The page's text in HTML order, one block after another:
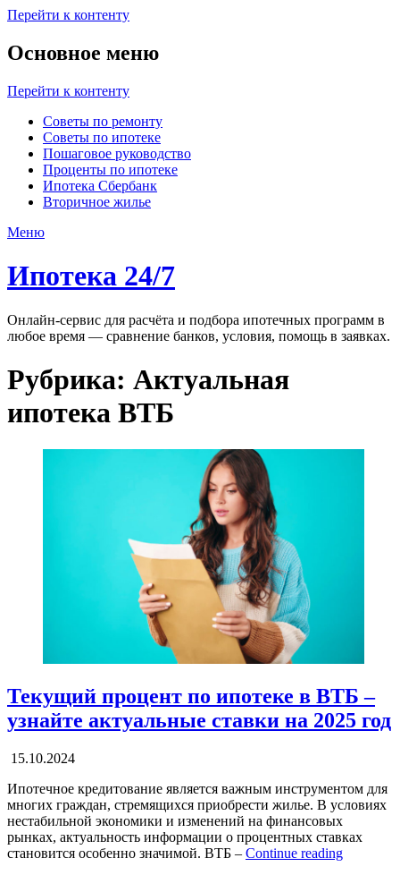
Перейти к контенту
Основное меню
Перейти к контенту
Советы по ремонту
Советы по ипотеке
Пошаговое руководство
Проценты по ипотеке
Ипотека Сбербанк
Вторичное жилье
Меню
Ипотека 24/7
Онлайн-сервис для расчёта и подбора ипотечных программ в
любое время — сравнение банков, условия, помощь в заявках.
Рубрика: Актуальная
ипотека ВТБ
Текущий процент по ипотеке в ВТБ –
узнайте актуальные ставки на 2025 год
15.10.2024
Ипотечное кредитование является важным инструментом для
многих граждан, стремящихся приобрести жилье. В условиях
нестабильной экономики и изменений на финансовых
рынках, актуальность информации о процентных ставках
становится особенно значимой. ВТБ – Continue reading